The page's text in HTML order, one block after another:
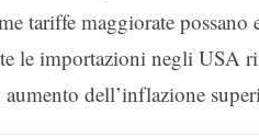
tariffe maggiorate
le importazioni negli USA
dell’inflazione